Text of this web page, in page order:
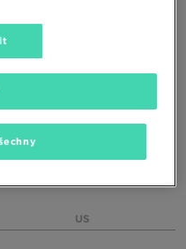
30 dní)
US